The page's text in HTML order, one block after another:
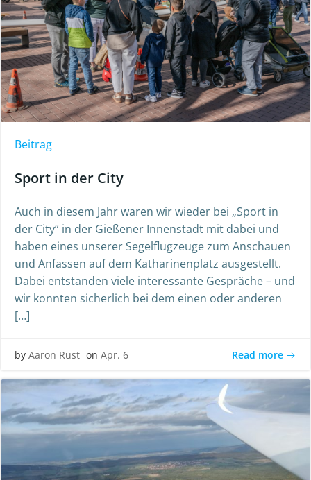
Beitrag
Sport in der City
Auch in diesem Jahr waren wir wieder bei „Sport in
der City“ in der Gießener Innenstadt mit dabei und
haben eines unserer Segelflugzeuge zum Anschauen
und Anfassen auf dem Katharinenplatz ausgestellt.
Dabei entstanden viele interessante Gespräche – und
wir konnten sicherlich bei dem einen oder anderen
[…]
by Aaron Rust on Apr. 6 Read more